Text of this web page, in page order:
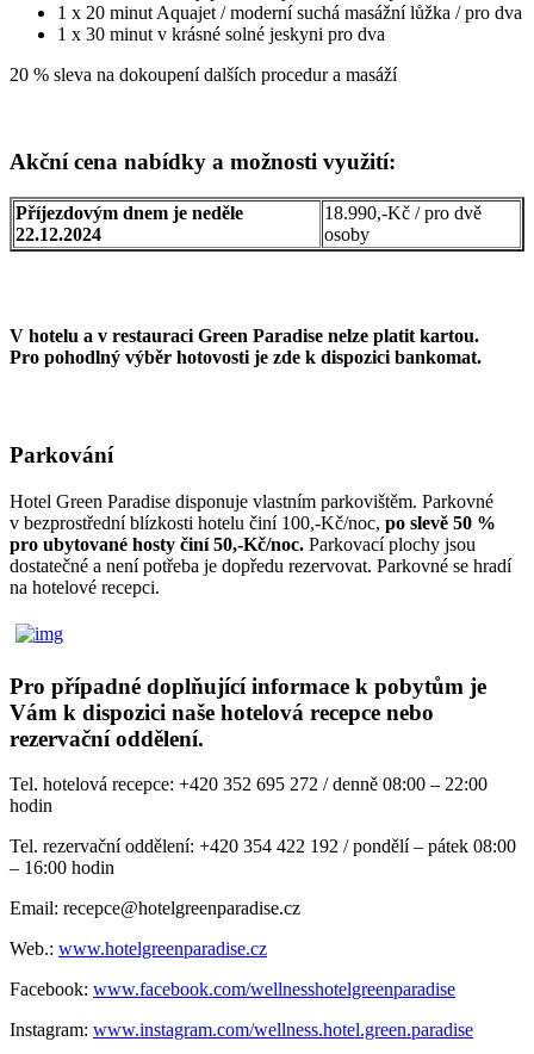
1 x 20 minut Aquajet / moderní suchá masážní lůžka / pro dva
1 x 30 minut v krásné solné jeskyni pro dva
20 % sleva na dokoupení dalších procedur a masáží
Akční cena nabídky a možnosti využití:
Příjezdovým dnem je neděle
22.12.2024
18.990,-Kč / pro dvě
osoby
V hotelu a v restauraci Green Paradise nelze platit kartou.
Pro pohodlný výběr hotovosti je zde k dispozici bankomat.
Parkování
Hotel Green Paradise disponuje vlastním parkovištěm. Parkovné
v bezprostřední blízkosti hotelu činí 100,-Kč/noc, po slevě 50 %
pro ubytované hosty činí 50,-Kč/noc. Parkovací plochy jsou
dostatečné a není potřeba je dopředu rezervovat. Parkovné se hradí
na hotelové recepci.
Pro případné doplňující informace k pobytům je
Vám k dispozici naše hotelová recepce nebo
rezervační oddělení.
Tel. hotelová recepce: +420 352 695 272 / denně 08:00 – 22:00
hodin
Tel. rezervační oddělení: +420 354 422 192 / pondělí – pátek 08:00
– 16:00 hodin
Email: recepce@hotelgreenparadise.cz
Web.: www.hotelgreenparadise.cz
Facebook: www.facebook.com/wellnesshotelgreenparadise
Instagram: www.instagram.com/wellness.hotel.green.paradise